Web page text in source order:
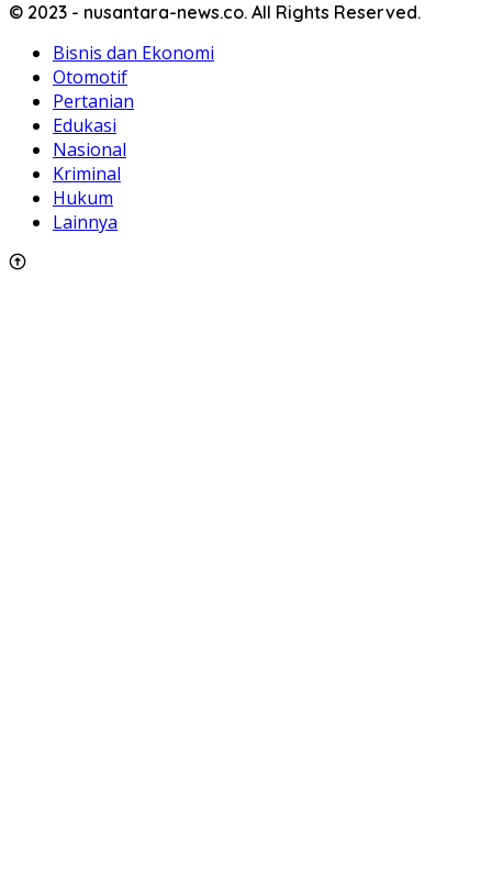
© 2023 - nusantara-news.co. All Rights Reserved.
Bisnis dan Ekonomi
Otomotif
Pertanian
Edukasi
Nasional
Kriminal
Hukum
Lainnya